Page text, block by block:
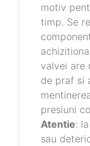
motiv
timp. Se
valvei are
de praf si
presiuni
Atentie:
sau